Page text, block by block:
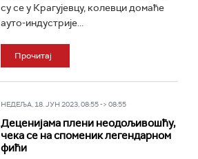
су се у Крагујевцу, колевци домаће
ауто-индустрије...
Прочитај
НЕДЕЉА, 18. ЈУН 2023, 08:55 -> 08:55
Деценијама плени неодољивошћу,
чека се на споменик легендарном
фићи